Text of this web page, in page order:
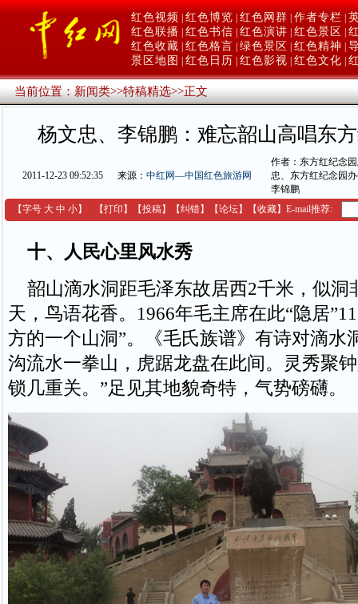
红色视频 红色博览 红色网群 作者专栏
红色联播 红色书信 红色演讲 红色景区
红色收藏 红色格言 绿色景区 红色精神
景区地图
红色日历 红色影视 红色文化
当前位置：新闻类>>特稿精选>>正文
杨文忠、李锦鹏：难忘韶山高唱东
2011-12-23 09:52:35 来源： 中红网—中国红色旅游网
作者：东方红纪念
忠、东方红纪念园
李锦鹏
【字号 大 中 小】 【打印 】 【投稿】 【纠错】 【论坛】 【收藏】 E-mail推荐:
十、人民心里风水秀
韶山滴水洞距毛泽东故居西2千米，似洞
天，鸟语花香。1966年毛主席在此“隐居
方的一个山洞”。《毛氏族谱》有诗对滴水
沟流水一拳山，虎踞龙盘在此间。灵秀聚
锁几重关。”足见其地貌奇特，气势磅礴。